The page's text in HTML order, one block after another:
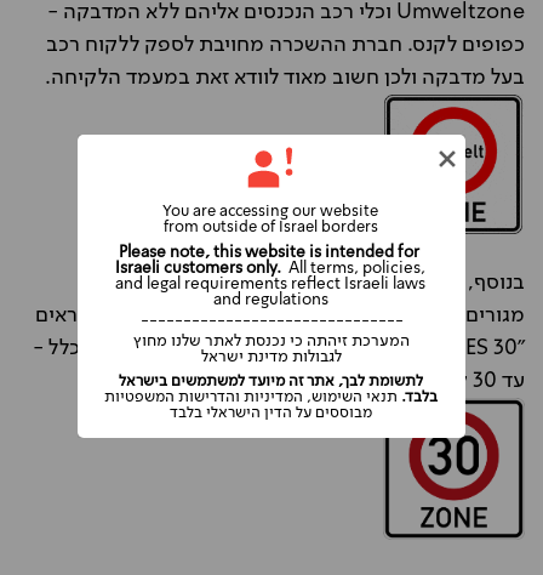
Umweltzone וכלי רכב הנכנסים אליהם ללא המדבקה -
כפופים לקנס. חברת ההשכרה מחויבת לספק ללקוח רכב
בעל מדבקה ולכן חשוב מאוד לוודא זאת במעמד הלקיחה.
בנוסף, באזורים מסוימים בתוך העיר (בעיקר בשכונות
מגורים וסמוך למוסדות חינוכיים), קיימים שלטים הנקראים
"30 ZONES" בהם המהירות המותרת נמוכה מבדרך כלל -
עד 30 קמ"ש בלבד.
Please note, this website is intended for
Israeli customers only.All terms, policies,
and legal requirements reflect Israeli laws
and regulations
-------------------------------
המערכת זיהתה כי נכנסת לאתר שלנו מחוץ
לגבולות מדינת ישראל
You are accessing our website
from outside of Israel borders
לתשומת לבך, אתר זה מיועד למשתמשים בישראל
בלבד. תנאי השימוש, המדיניות והדרישות המשפטיות
מבוססים על הדין הישראלי בלבד